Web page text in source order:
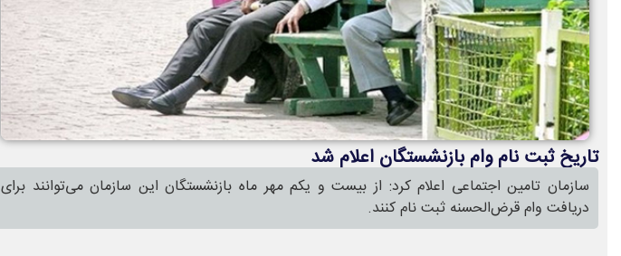
تاریخ ثبت نام وام بازنشستگان اعلام شد
سازمان تامین اجتماعی اعلام کرد: از بیست و یکم مهر ماه بازنشستگان این سازمان می‌توانند برای
دریافت وام قرض‌الحسنه ثبت نام کنند.